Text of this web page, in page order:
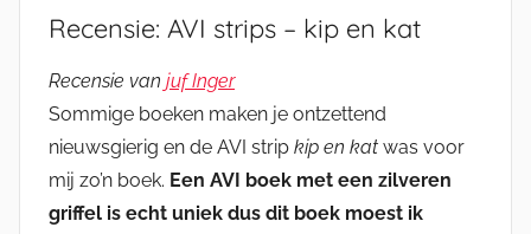
Recensie: AVI strips – kip en kat
Recensie van juf Inger
Sommige boeken maken je ontzettend
nieuwsgierig en de AVI strip kip en kat was voor
mij zo’n boek. Een AVI boek met een zilveren
griffel is echt uniek dus dit boek moest ik